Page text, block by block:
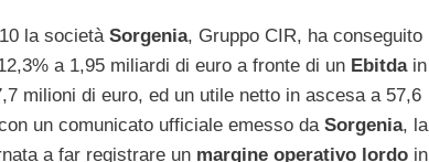
la società Sorgenia, Gruppo CIR, ha conseguito
a 1,95 miliardi di euro a fronte di un Ebitdain
milioni di euro, ed un utile netto in ascesa a 57,6
un comunicato ufficiale emesso daSorgenia, la
a far registrare un margine operativo lordoin